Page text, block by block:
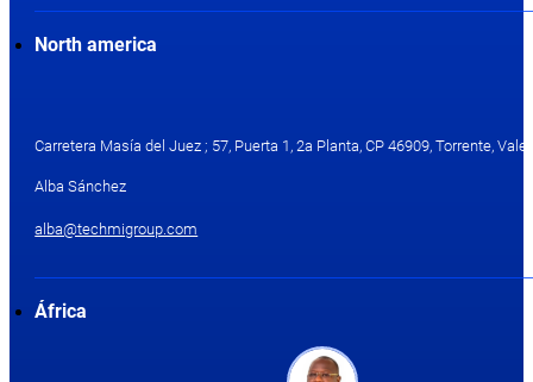
North america
Carretera Masía del Juez ; 57, Puerta 1, 2a Planta, CP 46909, Torrente,
Alba Sánchez
alba@techmigroup.com
África